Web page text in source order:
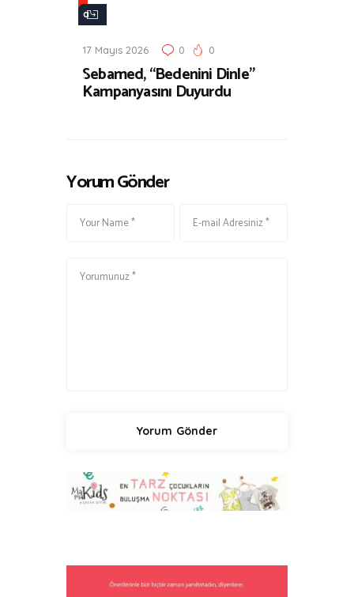
a
e
r
17 Mayıs 2026 0 0
Sebamed, “Bedenini Dinle”
Kampanyasını Duyurdu
Yorum Gönder